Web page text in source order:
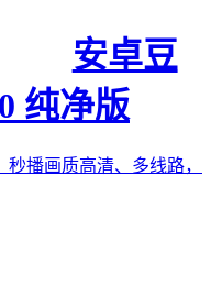
安卓豆
纯净版
播画质高清、多线路，